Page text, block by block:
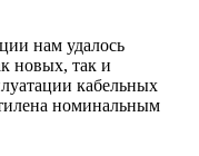
нам удалось
новых, так и
кабельных
номинальным